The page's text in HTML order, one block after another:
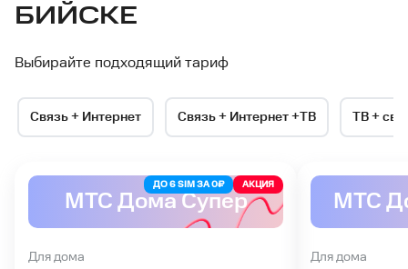
БИЙСКЕ
Выбирайте подходящий тариф
Связь + Интернет Связь + Интернет +ТВ ТВ +
МТС Дома Супер
ДО 6 SIM ЗА 0₽ АКЦИЯ
Для дома
МТС
Для дома